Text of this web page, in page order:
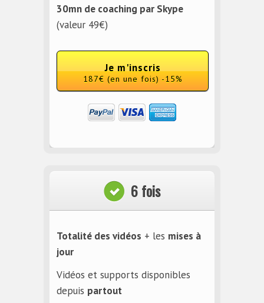
30mn de coaching par Skype
(valeur 49€)
Je m'inscris
187€ (en une fois) -15%
6 fois
Totalité des vidéos + les mises à
jour
Vidéos et supports disponibles
depuis partout